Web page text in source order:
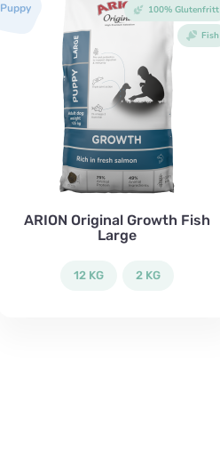
Puppy 100% Glutenfritt
Fish
ARION Original Growth Fish
Large
12 KG 2 KG